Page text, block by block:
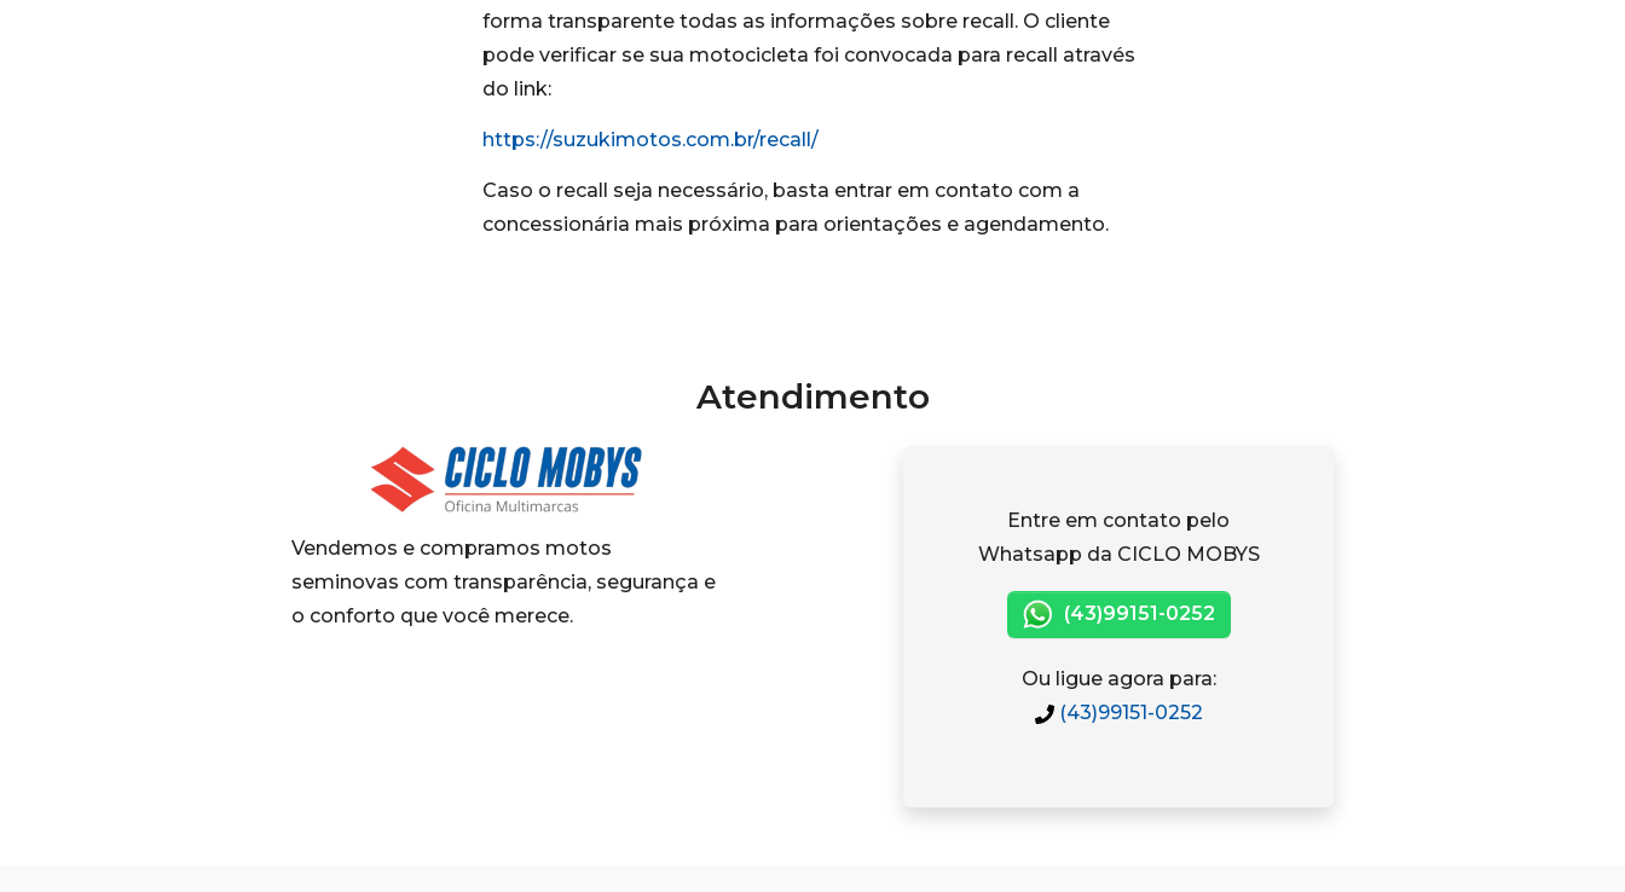
forma transparente todas as informações sobre recall. O cliente
pode verificar se sua motocicleta foi convocada para recall através
do link:
https://suzukimotos.com.br/recall/
Caso o recall seja necessário, basta entrar em contato com a
concessionária mais próxima para orientações e agendamento.
Atendimento
Vendemos e compramos motos
seminovas com transparência, segurança e
o conforto que você merece.
Entre em contato pelo
Whatsapp da CICLO MOBYS
(43)99151-0252
Ou ligue agora para:
(43)99151-0252